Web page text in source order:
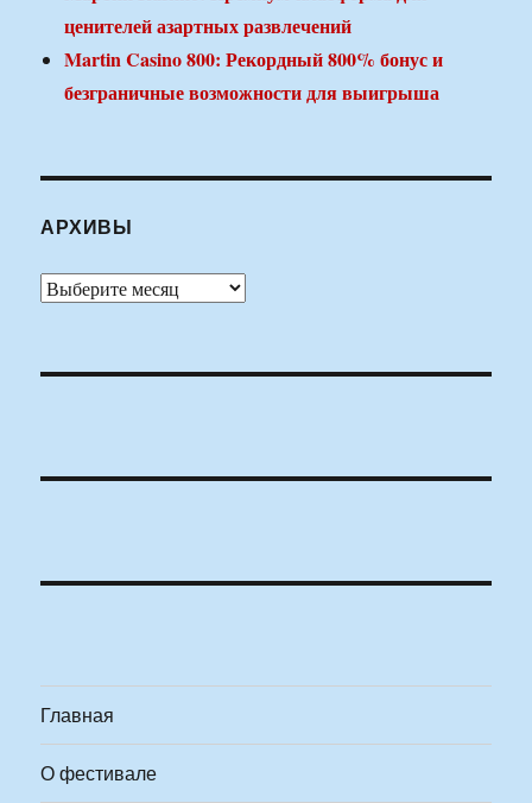
ценителей азартных развлечений
Martin Casino 800: Рекордный 800% бонус и
безграничные возможности для выигрыша
АРХИВЫ
Архивы
Главная
О фестивале